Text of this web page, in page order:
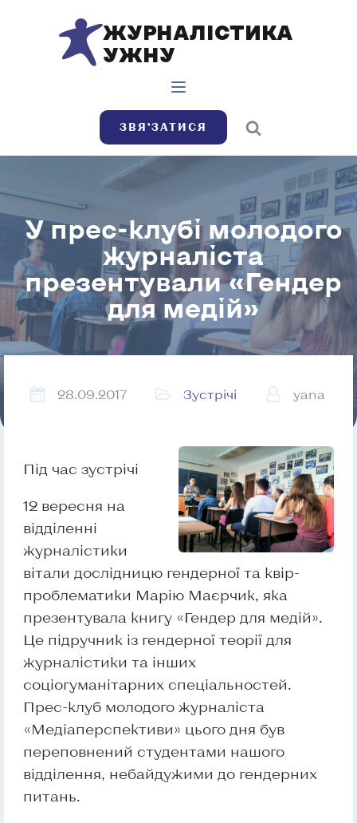
ЖУРНАЛІСТИКА
УЖНУ
ЗВЯ’ЗАТИСЯ
У прес-клубі молодого
журналіста
презентували «Гендер
для медій»
28.09.2017 Зустрічі yana
Під час зустрічі
12 вересня на
відділенні
журналістики
вітали дослідницю гендерної та квір-
проблематики Марію Маєрчик, яка
презентувала книгу «Гендер для медій».
Це підручник із гендерної теорії для
журналістики та інших
соціогуманітарних спеціальностей.
Прес-клуб молодого журналіста
«Медіаперспективи» цього дня був
переповнений студентами нашого
відділення, небайдужими до гендерних
питань.